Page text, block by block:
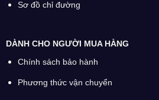
Sơ đồ chỉ đường
DÀNH CHO NGƯỜI MUA HÀNG
Chính sách bảo hành
Phương thức vận chuyển